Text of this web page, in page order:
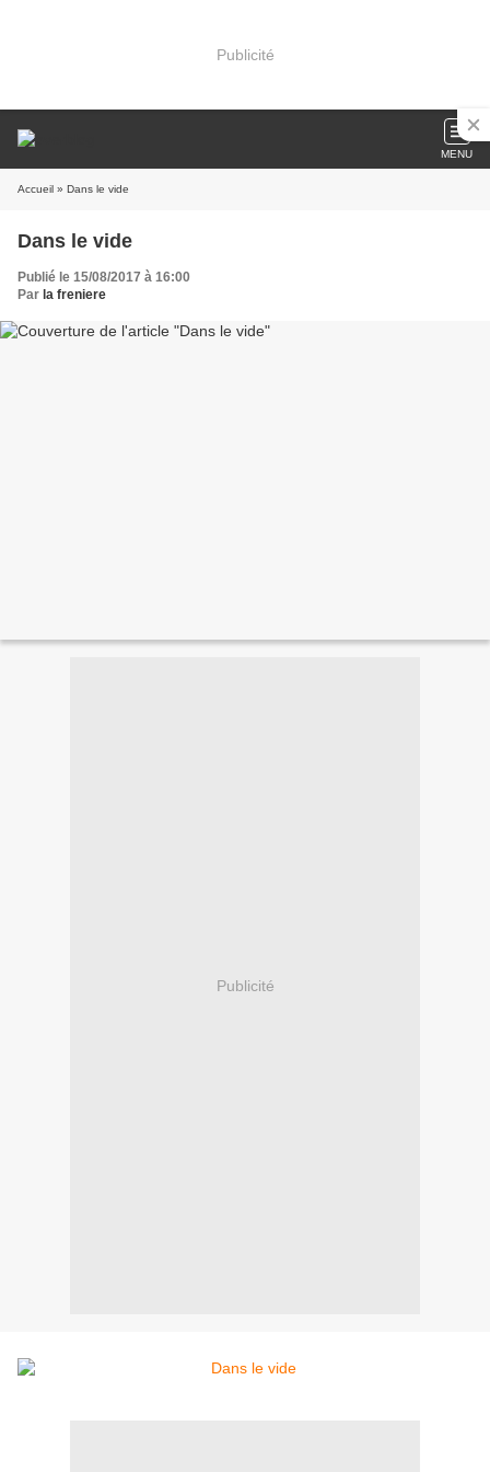
Publicité
MENU
Accueil » Dans le vide
Dans le vide
Publié le 15/08/2017 à 16:00
Par la freniere
Publicité